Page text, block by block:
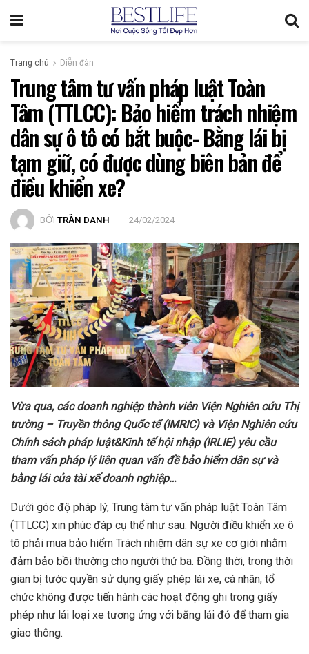
Trang chủ Diễn đàn
Trung tâm tư vấn pháp luật Toàn
Tâm (TTLCC): Bảo hiểm trách nhiệm
dân sự ô tô có bắt buộc- Bằng lái bị
tạm giữ, có được dùng biên bản để
điều khiển xe?
BỞI TRẦN DANH 24/02/2024
Vừa qua, các doanh nghiệp thành viên Viện Nghiên cứu Thị
trường – Truyền thông Quốc tế (IMRIC) và Viện Nghiên cứu
Chính sách pháp luật&Kinh tế hội nhập (IRLIE) yêu cầu
tham vấn pháp lý liên quan vấn đề bảo hiểm dân sự và
bằng lái của tài xế doanh nghiệp…
Dưới góc độ pháp lý, Trung tâm tư vấn pháp luật Toàn Tâm
(TTLCC) xin phúc đáp cụ thể như sau: Người điều khiển xe ô
tô phải mua bảo hiểm Trách nhiệm dân sự xe cơ giới nhằm
đảm bảo bồi thường cho người thứ ba. Đồng thời, trong thời
gian bị tước quyền sử dụng giấy phép lái xe, cá nhân, tổ
chức không được tiến hành các hoạt động ghi trong giấy
phép như lái loại xe tương ứng với bằng lái đó để tham gia
giao thông.